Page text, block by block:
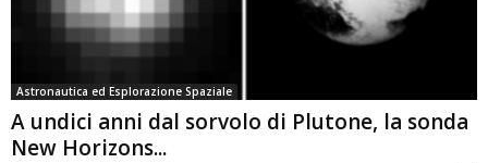
Astronautica ed Esplorazione Spaziale
A undici anni dal sorvolo di Plutone, la sonda
New Horizons...